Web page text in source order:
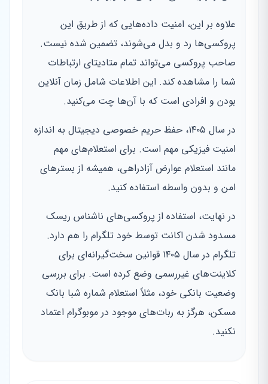
علاوه بر این، امنیت داده‌هایی که از طریق این
پروکسی‌ها رد و بدل می‌شوند، تضمین شده نیست.
صاحب پروکسی می‌تواند تمام متادیتای ارتباطات
شما را مشاهده کند. این اطلاعات شامل زمان آنلاین
بودن و افرادی است که با آن‌ها چت می‌کنید.
در سال ۱۴۰۵، حفظ حریم خصوصی دیجیتال به اندازه
امنیت فیزیکی مهم است. برای استعلام‌های مهم
مانند استعلام عوارض آزادراهی، همیشه از بسترهای
امن و بدون واسطه استفاده کنید.
در نهایت، استفاده از پروکسی‌های ناشناس ریسک
مسدود شدن اکانت توسط خود تلگرام را هم دارد.
تلگرام در سال ۱۴۰۵ قوانین سخت‌گیرانه‌ای برای
کلاینت‌های غیررسمی وضع کرده است. برای بررسی
وضعیت بانکی خود، مثلاً استعلام شماره شبا بانک
مسکن، هرگز به ربات‌های موجود در موبوگرام اعتماد
نکنید.